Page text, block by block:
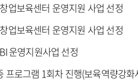
업보육센터 운영지원 사업 선정
업보육센터 운영지원 사업 선정
운영지원사업 선정
프로그램 1회차 진행(보육역량강화